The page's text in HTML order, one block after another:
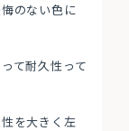
のない色に
て耐久性って
を大きく左